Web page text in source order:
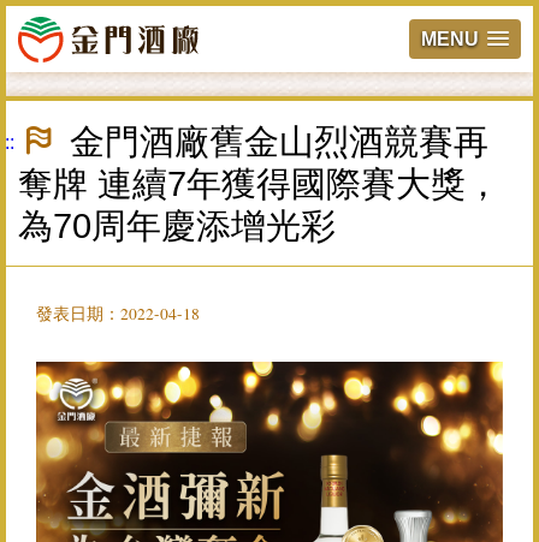
MENU
跳
主
:::
金門酒廠舊金山烈酒競賽再
奪牌 連續7年獲得國際賽大獎，
為70周年慶添增光彩
發表日期：2022-04-18